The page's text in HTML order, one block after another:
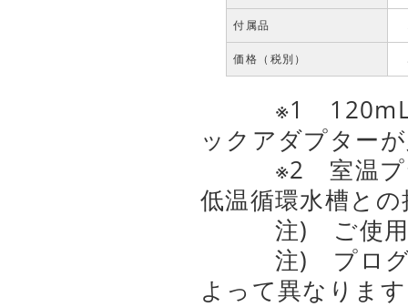
付属品
価格（税別）
※1 120mLの
ックアダプター
※2 室温プラ
低温循環水槽と
注) ご使用に
注) プログラ
よって異なりま